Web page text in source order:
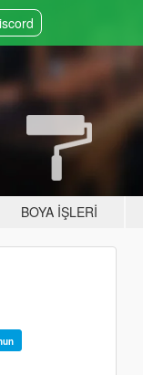
BOYA İŞLERI